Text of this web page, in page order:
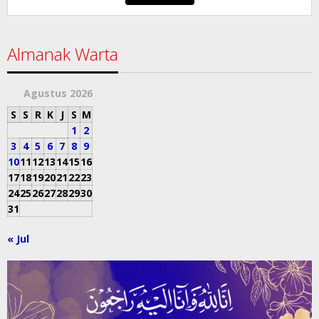
Almanak Warta
Agustus 2026
S S R K J S M
1 2
3 4 5 6 7 8 9
10111213141516
17181920212223
24252627282930
31
« Jul